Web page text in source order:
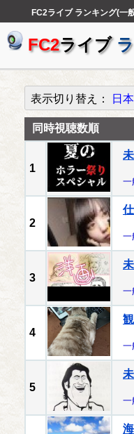
FC2ライブ ランキング(一
FC2ライブ
表示切り替え： 日
同時視聴数順
1
一
2
一
3
一
4
一
5
一
海